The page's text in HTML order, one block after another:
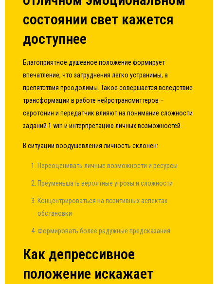
состоянии свет кажется
доступнее
Благоприятное душевное положение формирует
впечатление, что затруднения легко устранимы, а
препятствия преодолимы. Такое совершается вследствие
трансформации в работе нейротрансмиттеров –
серотонин и передатчик влияют на понимание сложности
заданий 1 win и интерпретацию личных возможностей.
В ситуации воодушевления личность склонен:
Переоценивать личные возможности и ресурсы
Преуменьшать вероятные угрозы и сложности
Концентрироваться на позитивных аспектах
обстановки
Формировать более радужные предсказания
Как депрессивное
положение искажает